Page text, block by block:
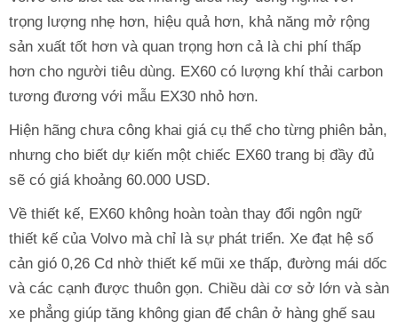
trọng lượng nhẹ hơn, hiệu quả hơn, khả năng mở rộng
sản xuất tốt hơn và quan trọng hơn cả là chi phí thấp
hơn cho người tiêu dùng. EX60 có lượng khí thải carbon
tương đương với mẫu EX30 nhỏ hơn.
Hiện hãng chưa công khai giá cụ thể cho từng phiên bản,
nhưng cho biết dự kiến một chiếc EX60 trang bị đầy đủ
sẽ có giá khoảng 60.000 USD.
Về thiết kế, EX60 không hoàn toàn thay đổi ngôn ngữ
thiết kế của Volvo mà chỉ là sự phát triển. Xe đạt hệ số
cản gió 0,26 Cd nhờ thiết kế mũi xe thấp, đường mái dốc
và các cạnh được thuôn gọn. Chiều dài cơ sở lớn và sàn
xe phẳng giúp tăng không gian để chân ở hàng ghế sau